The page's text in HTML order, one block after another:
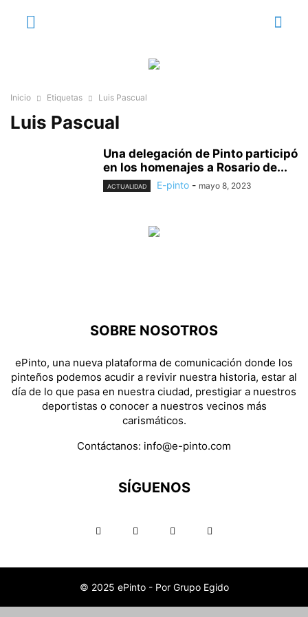
Inicio Etiquetas Luis Pascual
Luis Pascual
Una delegación de Pinto participó
en los homenajes a Rosario de...
ACTUALIDAD E-pinto - mayo 8, 2023
SOBRE NOSOTROS
ePinto, una nueva plataforma de comunicación donde los
pinteños podemos acudir a revivir nuestra historia, estar al
día de lo que pasa en nuestra ciudad, prestigiar a nuestros
deportistas o conocer a nuestros vecinos más
carismáticos.
Contáctanos: info@e-pinto.com
SÍGUENOS
© 2025 ePinto - Por Grupo Egido